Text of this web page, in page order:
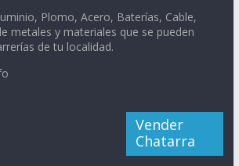
Plomo, Acero, Baterías, Cable,
metales y materiales que se pueden
de tu localidad.
Vender
Chatarra